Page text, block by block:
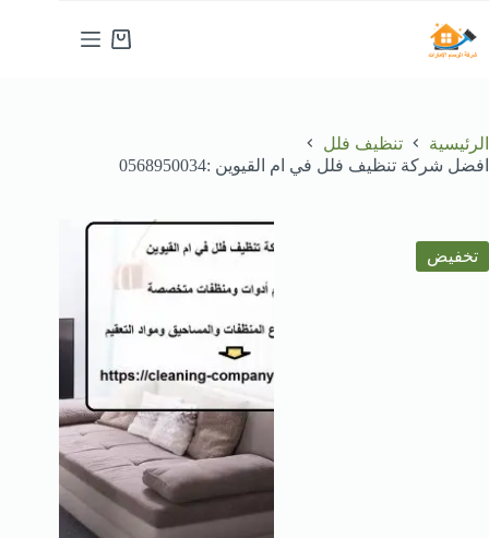
إلى
المحتوى
عربة
الرئيسية
تنظيف فلل
افضل شركة تنظيف فلل في ام القيوين :0568950034
تخفيض